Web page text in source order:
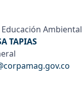
Ambiental
TAPIAS